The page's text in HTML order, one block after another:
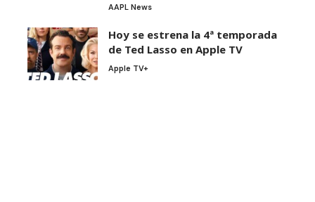
AAPL News
Hoy se estrena la 4ª temporada
de Ted Lasso en Apple TV
Apple TV+